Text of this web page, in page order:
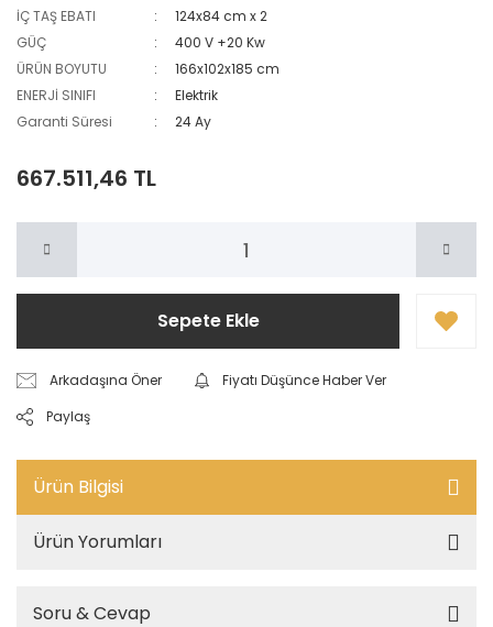
İÇ TAŞ EBATI
124x84 cm x 2
GÜÇ
400 V +20 Kw
ÜRÜN BOYUTU
166x102x185 cm
ENERJİ SINIFI
Elektrik
Garanti Süresi
24 Ay
667.511,46 TL
Sepete Ekle
Arkadaşına Öner
Fiyatı Düşünce Haber Ver
Paylaş
Ürün Bilgisi
Ürün Yorumları
Soru & Cevap